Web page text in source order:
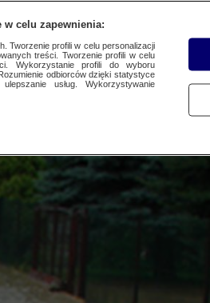
WYŚLIJ MATERIAŁ
w celu zapewnienia:
Tworzenie profili w celu personalizacji
treści. Tworzenie profili w celu
Wykorzystanie profili do wyboru
odbiorców dzięki statystyce
usług. Wykorzystywanie